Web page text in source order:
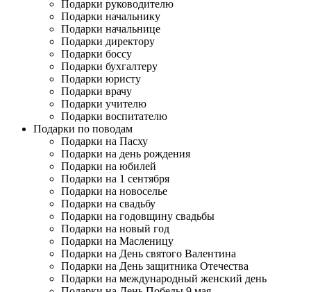
Подарки руководителю
Подарки начальнику
Подарки начальнице
Подарки директору
Подарки боссу
Подарки бухгалтеру
Подарки юристу
Подарки врачу
Подарки учителю
Подарки воспитателю
Подарки по поводам
Подарки на Пасху
Подарки на день рождения
Подарки на юбилей
Подарки на 1 сентября
Подарки на новоселье
Подарки на свадьбу
Подарки на годовщину свадьбы
Подарки на новый год
Подарки на Масленицу
Подарки на День святого Валентина
Подарки на День защитника Отечества
Подарки на международный женский день